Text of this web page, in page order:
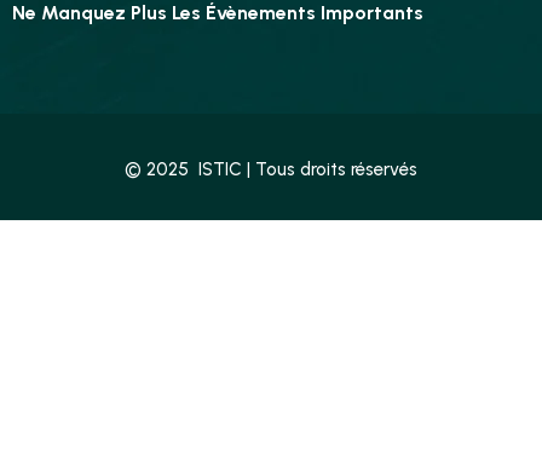
Ne Manquez Plus Les Évènements Importants
© 2025 ISTIC | Tous droits réservés